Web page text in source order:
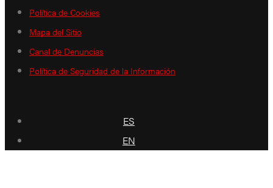
Política de Cookies
Mapa del Sitio
Canal de Denuncias
Política de Seguridad de la Información
ES
EN